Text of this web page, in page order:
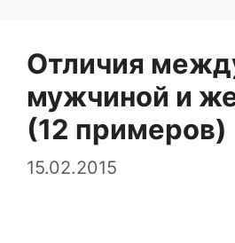
Отличия
мужчиной и
(12 примеров)
15.02.2015